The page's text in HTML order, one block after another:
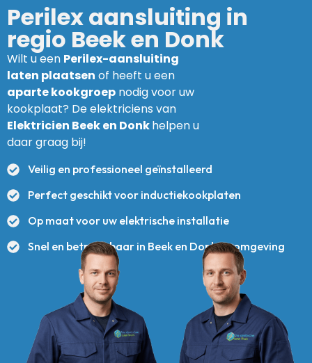
Perilex aansluiting in
regio Beek en Donk
Wilt u een Perilex-aansluiting
laten plaatsen of heeft u een
aparte kookgroep nodig voor uw
kookplaat? De elektriciens van
Elektricien Beek en Donkhelpen u
daar graag bij!
Veilig en professioneel geïnstalleerd
Perfect geschikt voor inductiekookplaten
Op maat voor uw elektrische installatie
Snel en betrouwbaar in Beek en Donk en omgeving